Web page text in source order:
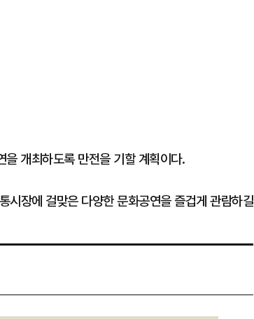
개최하도록 만전을 기할 계획이다.
시장에 걸맞은 다양한 문화공연을 즐겁게 관람하길